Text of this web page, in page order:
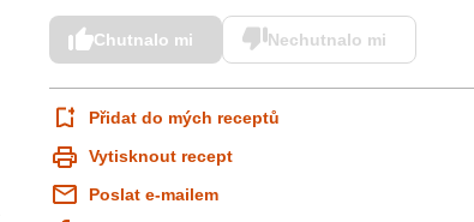
Chutnalo mi Nechutnalo mi
Přidat do mých receptů
Vytisknout recept
Poslat e-mailem